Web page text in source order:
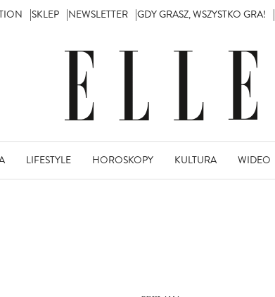
SKLEP NEWSLETTER GDY GRASZ, WSZYSTKO GRA!
LIFESTYLE HOROSKOPY KULTURA WIDEO